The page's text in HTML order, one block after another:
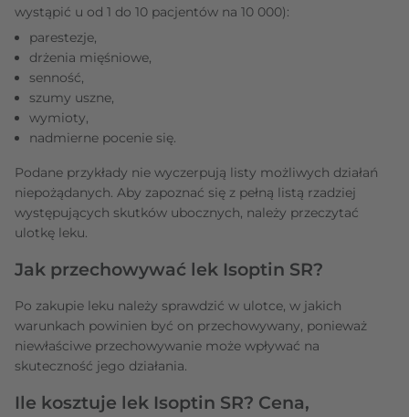
wystąpić u od 1 do 10 pacjentów na 10 000):
parestezje,
drżenia mięśniowe,
senność,
szumy uszne,
wymioty,
nadmierne pocenie się.
Podane przykłady nie wyczerpują listy możliwych działań
niepożądanych. Aby zapoznać się z pełną listą rzadziej
występujących skutków ubocznych, należy przeczytać
ulotkę leku.
Jak przechowywać lek Isoptin SR?
Po zakupie leku należy sprawdzić w ulotce, w jakich
warunkach powinien być on przechowywany, ponieważ
niewłaściwe przechowywanie może wpływać na
skuteczność jego działania.
Ile kosztuje lek Isoptin SR? Cena,